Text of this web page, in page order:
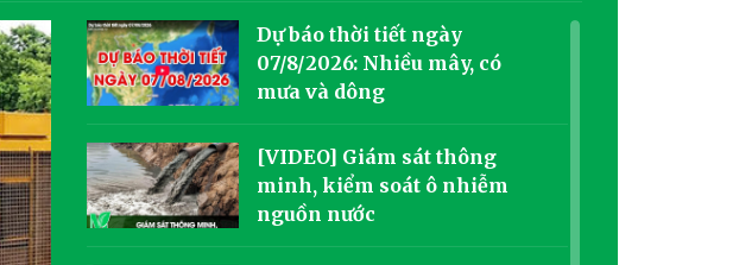
Dự báo thời tiết ngày
07/8/2026: Nhiều mây, có
mưa và dông
[VIDEO] Giám sát thông
minh, kiểm soát ô nhiễm
nguồn nước